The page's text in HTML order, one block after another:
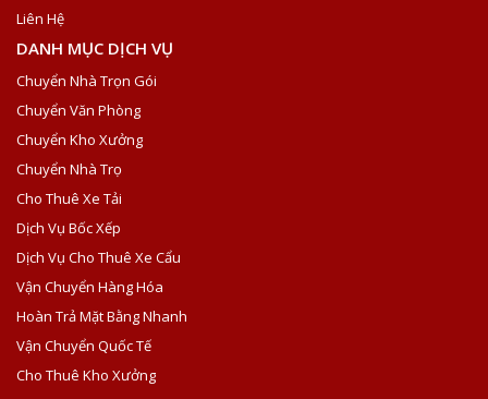
Liên Hệ
DANH MỤC DỊCH VỤ
Chuyển Nhà Trọn Gói
Chuyển Văn Phòng
Chuyển Kho Xưởng
Chuyển Nhà Trọ
Cho Thuê Xe Tải
Dịch Vụ Bốc Xếp
Dịch Vụ Cho Thuê Xe Cẩu
Vận Chuyển Hàng Hóa
Hoàn Trả Mặt Bằng Nhanh
Vận Chuyển Quốc Tế
Cho Thuê Kho Xưởng